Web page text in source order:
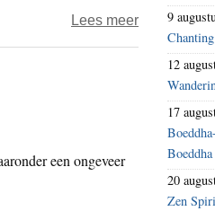
voor
universum
Heer
Lees meerover
Varanasi
een ongeveer
9
12
17
20
Zen